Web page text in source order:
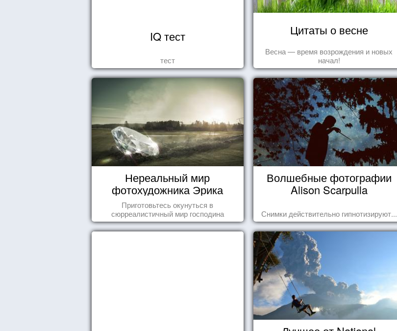
IQ тест
тест
Цитаты о весне
Весна — время возрождения и новых
начал!
Нереальный мир
фотохудожника Эрика
Йоханссона
Приготовьтесь окунуться в
сюрреалистичный мир господина
Йоханссона
Волшебные фотографии
Alison Scarpulla
Снимки действительно гипнотизируют...